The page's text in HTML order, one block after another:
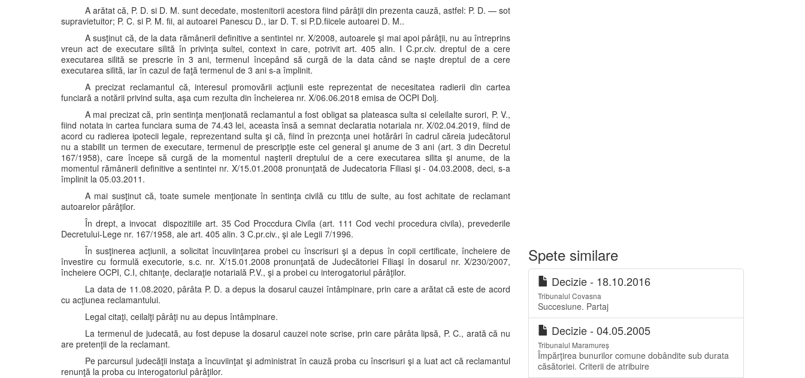
A arătat că, P. D. si D. M. sunt decedate, mostenitorii acestora fiind pârâţii din prezenta cauză, astfel: P. D. — sot
supravietuitor; P. C. si P. M. fii, ai autoarei Panescu D., iar D. T. si P.D.fiicele autoarei D. M..
A susţinut că, de la data rămânerii definitive a sentintei nr. X/2008, autoarele şi mai apoi pârâţii, nu au întreprins
vreun act de executare silită în privinţa sultei, context in care, potrivit art. 405 alin. I C.pr.civ. dreptul de a cere
executarea silită se prescrie în 3 ani, termenul începând să curgă de la data când se naşte dreptul de a cere
executarea silită, iar în cazul de faţă termenul de 3 ani s-a împlinit.
A precizat reclamantul că, interesul promovării acţiunii este reprezentat de necesitatea radierii din cartea
funciară a notării privind sulta, aşa cum rezulta din încheierea nr. X/06.06.2018 emisa de OCPI Dolj.
A mai precizat că, prin sentinţa menţionată reclamantul a fost obligat sa plateasca sulta si celeilalte surori, P. V.,
fiind notata in cartea funciara suma de 74.43 lei, aceasta însă a semnat declaratia notariala nr. X/02.04.2019, fiind de
acord cu radierea ipotecii legale, reprezentand sulta şi că, fiind în prezcnţa unei hotărâri în cadrul căreia judecătorul
nu a stabilit un termen de executare, termenul de prescripţie este cel general şi anume de 3 ani (art. 3 din Decretul
167/1958), care începe să curgă de la momentul naşterii dreptului de a cere executarea silita şi anume, de la
momentul rămânerii definitive a sentintei nr. X/15.01.2008 pronunţată de Judecatoria Filiasi şi - 04.03.2008, deci, s-a
împlinit la 05.03.2011.
A mai susţinut că, toate sumele menţionate în sentinţa civilă cu titlu de sulte, au fost achitate de reclamant
autoarelor pârâţilor.
În drept, a invocat dispozitiile art. 35 Cod Proccdura Civila (art. 111 Cod vechi procedura civila), prevederile
Decretului-Lege nr. 167/1958, ale art. 405 alin. 3 C.pr.civ., şi ale Legii 7/1996.
În susţinerea acţiunii, a solicitat încuviinţarea probei cu înscrisuri şi a depus în copii certificate, încheiere de
învestire cu formulă executorie, s.c. nr. X/15.01.2008 pronunţată de Judecătoriei Filiaşi în dosarul nr. X/230/2007,
încheiere OCPI, C.I, chitanţe, declaraţie notarială P.V., şi a probei cu interogatoriul pârâţilor.
La data de 11.08.2020, pârâta P. D. a depus la dosarul cauzei întâmpinare, prin care a arătat că este de acord
cu acţiunea reclamantului.
Legal citaţi, ceilalţi pârâţi nu au depus întâmpinare.
La termenul de judecată, au fost depuse la dosarul cauzei note scrise, prin care pârâta lipsă, P. C., arată că nu
are pretenţii de la reclamant.
Pe parcursul judecăţii instaţa a încuviinţat şi administrat în cauză proba cu înscrisuri şi a luat act că reclamantul
renunţă la proba cu interogatoriul pârâţilor.
Spete similare
Decizie - 18.10.2016
Tribunalul Covasna
Succesiune. Partaj
Decizie - 04.05.2005
Tribunalul Maramureș
Împărţirea bunurilor comune dobândite sub durata
căsătoriei. Criterii de atribuire